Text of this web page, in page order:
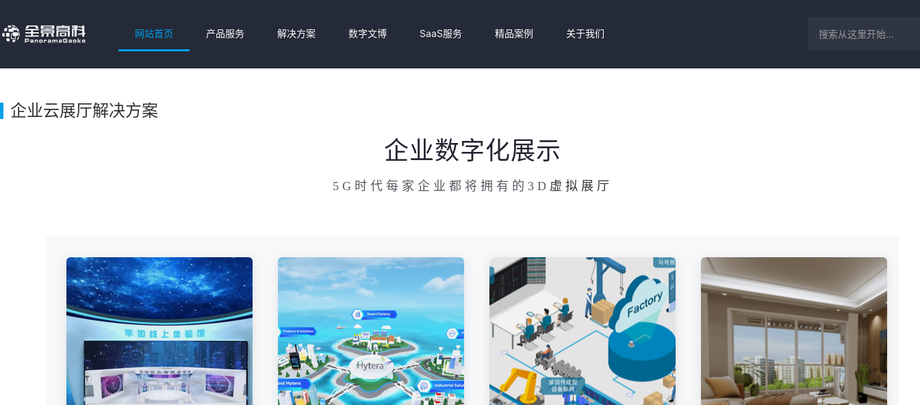
网站首页 产品服务 解决方案 数字文博 SaaS服务 精品案例 关于我们
企业云展厅解决方案
企业数字化展示
5G时代每家企业都将拥有的3D 虚拟展厅